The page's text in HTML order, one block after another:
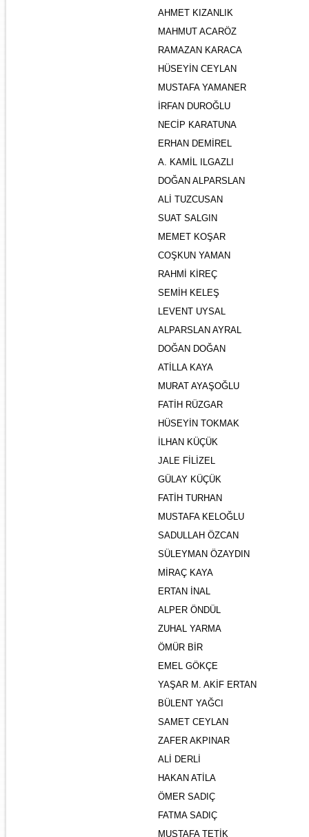
AHMET KIZANLIK
MAHMUT ACARÖZ
RAMAZAN KARACA
HÜSEYİN CEYLAN
MUSTAFA YAMANER
İRFAN DUROĞLU
NECİP KARATUNA
ERHAN DEMİREL
A. KAMİL ILGAZLI
DOĞAN ALPARSLAN
ALİ TUZCUSAN
SUAT SALGIN
MEMET KOŞAR
COŞKUN YAMAN
RAHMİ KİREÇ
SEMİH KELEŞ
LEVENT UYSAL
ALPARSLAN AYRAL
DOĞAN DOĞAN
ATİLLA KAYA
MURAT AYAŞOĞLU
FATİH RÜZGAR
HÜSEYİN TOKMAK
İLHAN KÜÇÜK
JALE FİLİZEL
GÜLAY KÜÇÜK
FATİH TURHAN
MUSTAFA KELOĞLU
SADULLAH ÖZCAN
SÜLEYMAN ÖZAYDIN
MİRAÇ KAYA
ERTAN İNAL
ALPER ÖNDÜL
ZUHAL YARMA
ÖMÜR BİR
EMEL GÖKÇE
YAŞAR M. AKİF ERTAN
BÜLENT YAĞCI
SAMET CEYLAN
ZAFER AKPINAR
ALİ DERLİ
HAKAN ATİLA
ÖMER SADIÇ
FATMA SADIÇ
MUSTAFA TETİK